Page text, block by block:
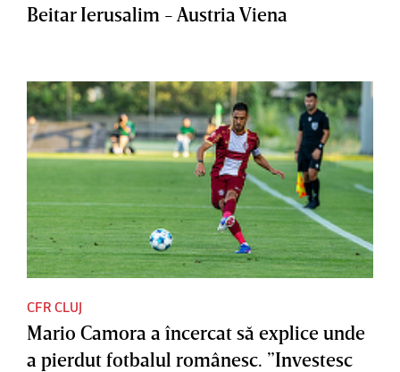
Beitar Ierusalim - Austria Viena
CFR CLUJ
Mario Camora a încercat să explice unde
a pierdut fotbalul românesc. ”Investesc